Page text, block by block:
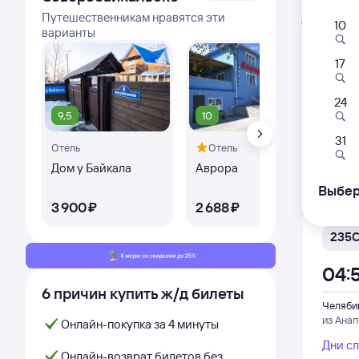
Путешественникам нравятся эти
варианты
9,5
Отель
Дом у Байкала
3 ⁠900 ⁠₽
10
Отель
Аврора
2 ⁠688 ⁠₽
6 причин купить ж/д билеты
Онлайн-покупка за 4 минуты
Открыта
097С
из
235С
из
Дни
10
17
24
31